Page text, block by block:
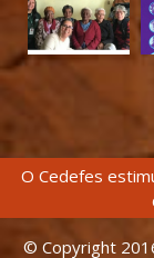
O Cedefes
© Copyright